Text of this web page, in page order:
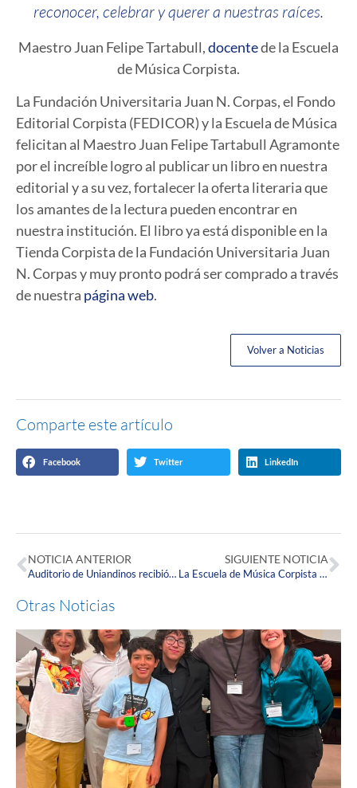
reconocer, celebrar y querer a nuestras raíces.
Maestro Juan Felipe Tartabull,docentede la Escuela
de Música Corpista.
La Fundación Universitaria Juan N. Corpas, el Fondo
Editorial Corpista (FEDICOR) y la Escuela de Música
felicitan al Maestro Juan Felipe Tartabull Agramonte
por el increíble logro al publicar un libro en nuestra
editorial y a su vez, fortalecer la oferta literaria que
los amantes de la lectura pueden encontrar en
nuestra institución. El libro ya está disponible en la
Tienda Corpista de la Fundación Universitaria Juan
N. Corpas y muy pronto podrá ser comprado a través
de nuestra página web.
Volver a Noticias
Comparte este artículo
Facebook Twitter LinkedIn
NOTICIA ANTERIOR
Auditorio de Uniandinos recibió el primer concierto de la Escuela de Música Corpista del 2024
SIGUIENTE NOTICIA
La Escuela de Música Corpista realizó convenio internacional con el Conservatorio Plurinacional de Bolivia
Otras Noticias